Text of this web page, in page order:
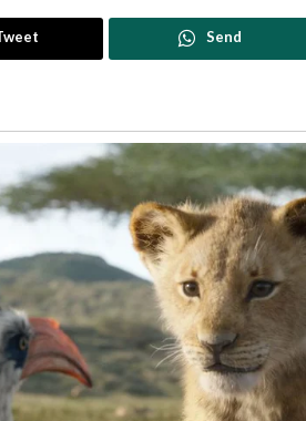
ചെലുത്തുകയും
പരാതിപ്പെട്ടു.
പശ്ചാത്തലത്തിൽ അതീവ
കാണുന്നത്. ഷുഐബ്
നിരോധന നിയമം
നിന്ന് സമാനമായ
തെളിവുകൾ
പ്രതിക്ക് പിന്നിൽ
അറിയിച്ചു.
സംഘങ്ങൾക്കെതിരെ
നൽകി.
lure Hindu girls forced them to
Send